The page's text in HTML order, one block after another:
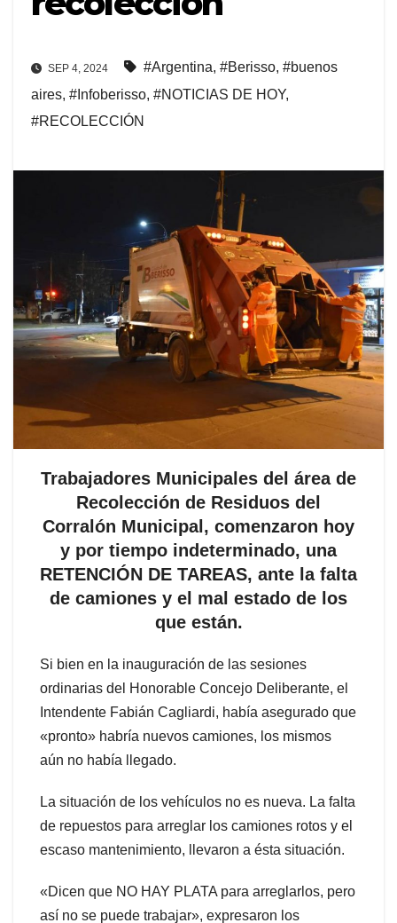
SEP 4, 2024 #Argentina, #Berisso, #buenos
aires, #Infoberisso, #NOTICIAS DE HOY,
#RECOLECCIÓN
Trabajadores Municipales del área de
Recolección de Residuos del
Corralón Municipal, comenzaron hoy
y por tiempo indeterminado, una
RETENCIÓN DE TAREAS, ante la falta
de camiones y el mal estado de los
que están.
Si bien en la inauguración de las sesiones
ordinarias del Honorable Concejo Deliberante, el
Intendente Fabián Cagliardi, había asegurado que
«pronto» habría nuevos camiones, los mismos
aún no había llegado.
La situación de los vehículos no es nueva. La falta
de repuestos para arreglar los camiones rotos y el
escaso mantenimiento, llevaron a ésta situación.
«Dicen que NO HAY PLATA para arreglarlos, pero
así no se puede trabajar», expresaron los